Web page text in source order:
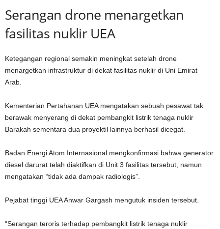
Serangan drone menargetkan
fasilitas nuklir UEA
Ketegangan regional semakin meningkat setelah drone
menargetkan infrastruktur di dekat fasilitas nuklir di Uni Emirat
Arab.
Kementerian Pertahanan UEA mengatakan sebuah pesawat tak
berawak menyerang di dekat pembangkit listrik tenaga nuklir
Barakah sementara dua proyektil lainnya berhasil dicegat.
Badan Energi Atom Internasional mengkonfirmasi bahwa generator
diesel darurat telah diaktifkan di Unit 3 fasilitas tersebut, namun
mengatakan “tidak ada dampak radiologis”.
Pejabat tinggi UEA Anwar Gargash mengutuk insiden tersebut.
“Serangan teroris terhadap pembangkit listrik tenaga nuklir